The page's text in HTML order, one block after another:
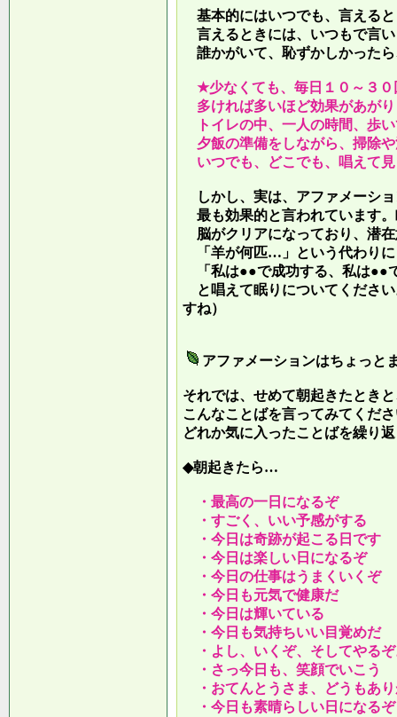
基本的にはいつでも、言える
言えるときには、いつもで言
誰かがいて、恥ずかしかった
★少なくても、毎日１０～３０
多ければ多いほど効果があが
トイレの中、一人の時間、歩
夕飯の準備をしながら、掃除
いつでも、どこでも、唱えて
しかし、実は、アファメーシ
最も効果的と言われています
脳がクリアになっており、潜
「羊が何匹…」という代わりに
「私は●●で成功する、私は●●
と唱えて眠りについてくださ
すね）
アファメーションはちょっと
それでは、せめて朝起きたとき
こんなことばを言ってみてくだ
どれか気に入ったことばを繰り
◆朝起きたら…
・最高の一日になるぞ
・すごく、いい予感がする
・今日は奇跡が起こる日です
・今日は楽しい日になるぞ
・今日の仕事はうまくいくぞ
・今日も元気で健康だ
・今日は輝いている
・今日も気持ちいい目覚めだ
・よし、いくぞ、そしてやる
・さっ今日も、笑顔でいこう
・おてんとうさま、どうもあ
・今日も素晴らしい日になるぞ